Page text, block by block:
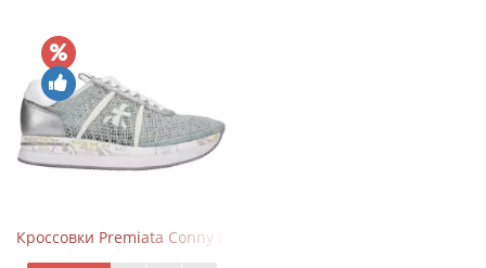
Кроссовки Premiata Conny Lace Blue Silver